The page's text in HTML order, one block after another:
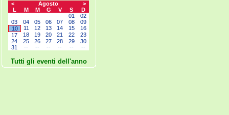
< Agosto
>
L
M M G V S
D
01
02
03
04 05 06 07 08
09
10
11 12 13 14 15
16
17
18 19 20 21 22
23
24
25 26 27 28 29
30
31
Tutti gli eventi dell'anno